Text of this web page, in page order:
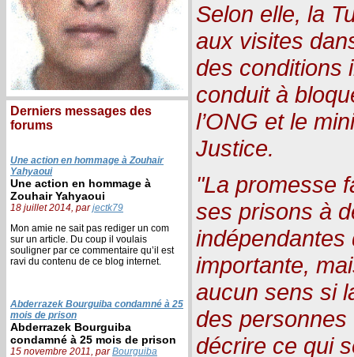
Derniers messages des
forums
Une action en hommage à Zouhair
Yahyaoui
Une action en hommage à
Zouhair Yahyaoui
18 juillet 2014, parjectk79
Mon amie ne sait pas rediger un com
sur un article. Du coup il voulais
souligner par ce commentaire qu’il est
ravi du contenu de ce blog internet.
Abderrazek Bourguiba condamné à 25
mois de prison
Abderrazek Bourguiba
condamné à 25 mois de prison
15 novembre 2011, parBourguiba
Selon elle, la
aux visites
des conditions
conduit à
l’ONG et le
Justice.
"La promesse
ses prisons à
importante,
aucun sens si
des
décrire ce qui